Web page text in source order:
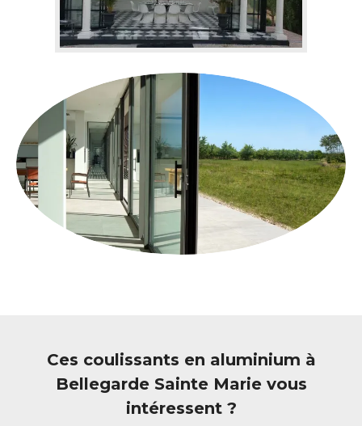
Ces coulissants en aluminium à
Bellegarde Sainte Marie vous
intéressent ?